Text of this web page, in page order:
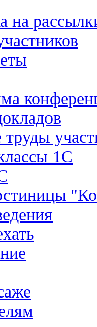
на
1С